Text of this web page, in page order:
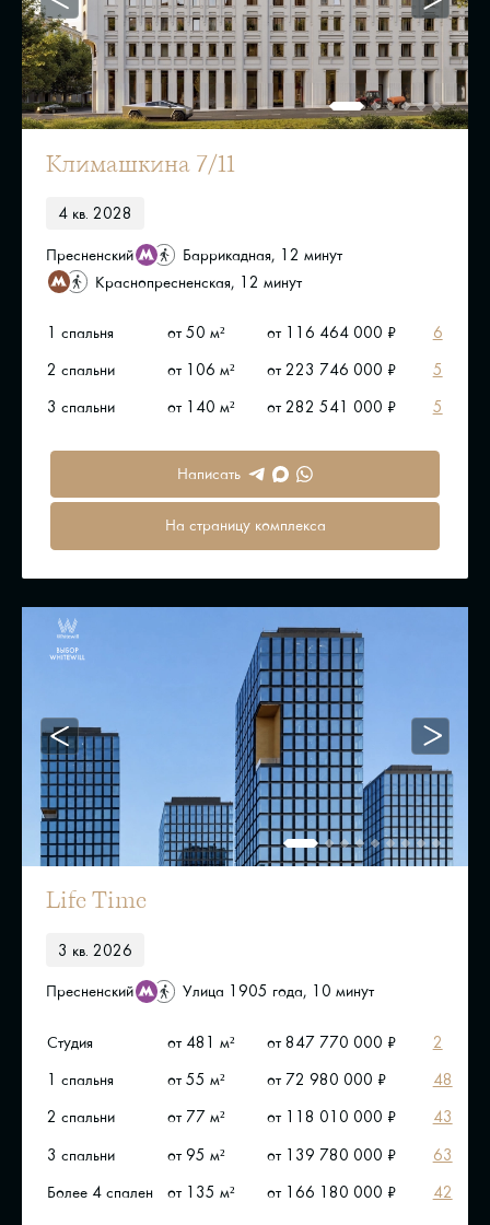
Kлимашкина 7/11
4 кв. 2028
Пресненский
Баррикадная, 12 минут
Краснопресненская, 12 минут
1 спальня от 50 м² от 116 464 000 ₽
6
2 спальни
от 106 м² от 223 746 000 ₽
5
3 спальни
от 140 м² от 282 541 000 ₽ 5
Написать
На страницу комплекса
Life Time
3 кв. 2026
Пресненский
Улица 1905 года, 10 минут
Студия от 481 м² от 847 770 000 ₽
2
1 спальня
от 55 м² от 72 980 000 ₽
48
2 спальни
от 77 м² от 118 010 000 ₽
43
3 спальни
от 95 м² от 139 780 000 ₽
63
Более 4 спален
от 135 м² от 166 180 000 ₽ 42